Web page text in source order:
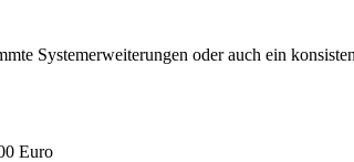
Systemerweiterungen oder auch ein
Euro